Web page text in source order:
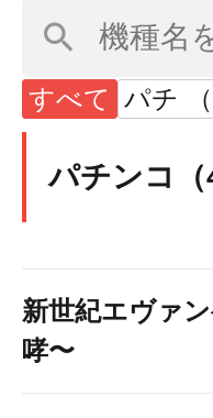
すべて パチ （
パチンコ（
新世紀エヴァ
哮〜